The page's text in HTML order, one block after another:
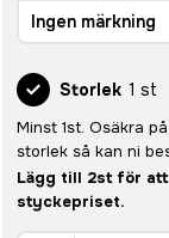
Ingen märkning
Storlek 1 st
Minst 1st. Osäkra
storlek så kan ni
Lägg till 2st för
styckepriset.